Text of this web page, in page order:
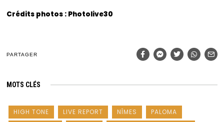
Crédits photos : Photolive30
PARTAGER
MOTS CLÉS
HIGH TONE LIVE REPORT NÎMES
PALOMA